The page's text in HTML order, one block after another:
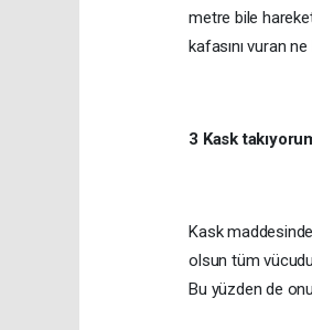
metre bile
kafasını vuran
3 Kask
Kask
olsun tüm
Bu yüzden de